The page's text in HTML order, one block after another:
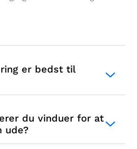
er bedst til
du vinduer for at
ude?